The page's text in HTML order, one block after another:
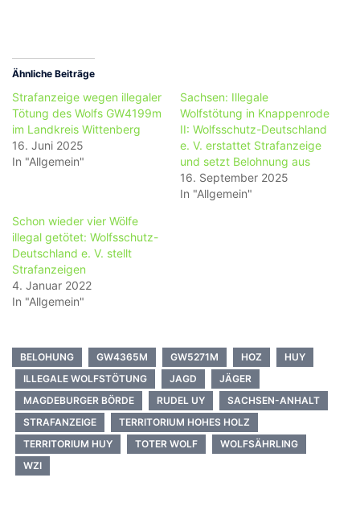
Ähnliche Beiträge
Strafanzeige wegen illegaler
Tötung des Wolfs GW4199m
im Landkreis Wittenberg
16. Juni 2025
In "Allgemein"
Sachsen: Illegale
Wolfstötung in Knappenrode
II: Wolfsschutz-Deutschland
e. V. erstattet Strafanzeige
und setzt Belohnung aus
16. September 2025
In "Allgemein"
Schon wieder vier Wölfe
illegal getötet: Wolfsschutz-
Deutschland e. V. stellt
Strafanzeigen
4. Januar 2022
In "Allgemein"
BELOHUNG GW4365M GW5271M HOZ
HUY
ILLEGALE WOLFSTÖTUNG
JAGD
JÄGER
MAGDEBURGER BÖRDE
RUDEL UY
SACHSEN-ANHALT
STRAFANZEIGE
TERRITORIUM HOHES HOLZ
TERRITORIUM HUY
TOTER WOLF
WOLFSÄHRLING
WZI